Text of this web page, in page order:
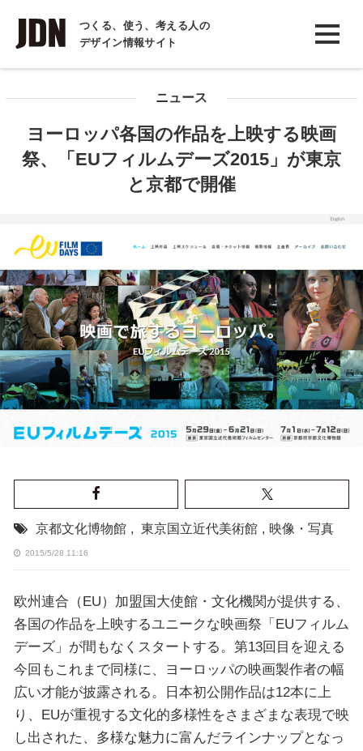
つくる、使う、考える人の
デザイン情報サイト
INTERVIEW
インタビュー
COLUMN
ニュース
ヨーロッパ各国の作品を上映する映画
祭、「EUフィルムデーズ2015」が東京
と京都で開催
京都文化博物館 , 東京国立近代美術館 , 映像・写真
2015/5/28 11:16
欧州連合（EU）加盟国大使館・文化機関が提供する、
各国の作品を上映するユニークな映画祭「EUフィルム
デーズ」が間もなくスタートする。第13回目を迎える
今回もこれまで同様に、ヨーロッパの映画製作者の幅
広い才能が披露される。日本初公開作品は12本に上
り、EUが重視する文化的多様性をさまざまな表現で映
し出された、多様な魅力に富んだラインナップとなっ